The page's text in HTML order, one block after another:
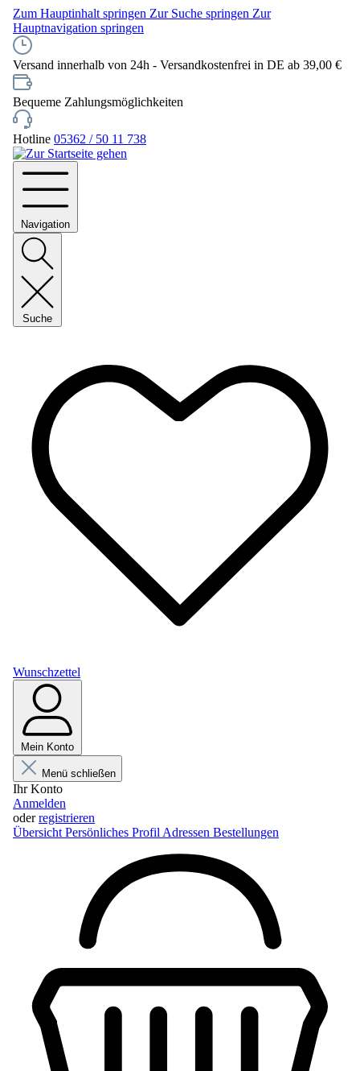
Zum Hauptinhalt springen Zur Suche springen Zur
Hauptnavigation springen
Versand innerhalb von 24h - Versandkostenfrei in DE ab 39,00 €
Bequeme Zahlungsmöglichkeiten
Hotline 05362 / 50 11 738
Navigation
Suche
Wunschzettel
Mein Konto
Menü schließen
Ihr Konto
Anmelden
oderregistrieren
Übersicht Persönliches Profil Adressen Bestellungen